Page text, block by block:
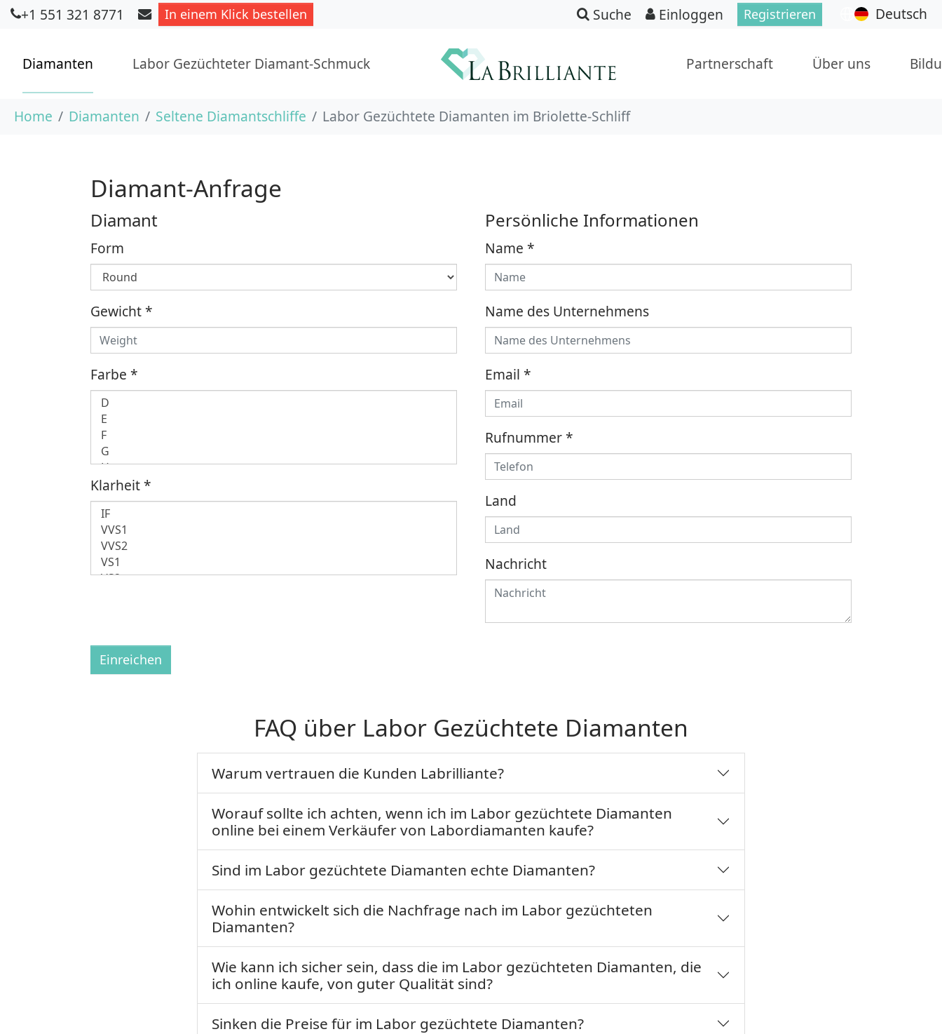
Skip to main content
+1 551 321 8771 In einem Klick bestellen Suche Einloggen Registrieren Deutsch
Diamanten Labor Gezüchteter Diamant-Schmuck Partnerschaft Über uns
You are here:
Home Diamanten Seltene Diamantschliffe Labor Gezüchtete Diamanten im Briolette-Schliff
Diamant-Anfrage
Diamant
Form
Gewicht*
Farbe *
Klarheit*
Persönliche Informationen
Name *
Name des Unternehmens
Email *
Rufnummer*
Land
Nachricht
Einreichen
FAQ über Labor Gezüchtete Diamanten
Warum vertrauen die Kunden Labrilliante?
Worauf sollte ich achten, wenn ich im Labor gezüchtete Diamanten
online bei einem Verkäufer von Labordiamanten kaufe?
Sind im Labor gezüchtete Diamanten echte Diamanten?
Wohin entwickelt sich die Nachfrage nach im Labor gezüchteten
Diamanten?
Wie kann ich sicher sein, dass die im Labor gezüchteten Diamanten, die
ich online kaufe, von guter Qualität sind?
Sinken die Preise für im Labor gezüchtete Diamanten?